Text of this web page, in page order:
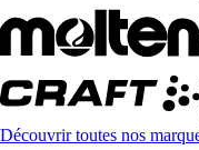
Découvrir toutes nos